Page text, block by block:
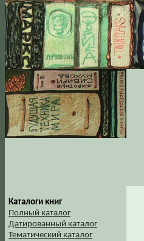
Каталоги книг
Полный каталог
Датированный каталог
Тематический каталог